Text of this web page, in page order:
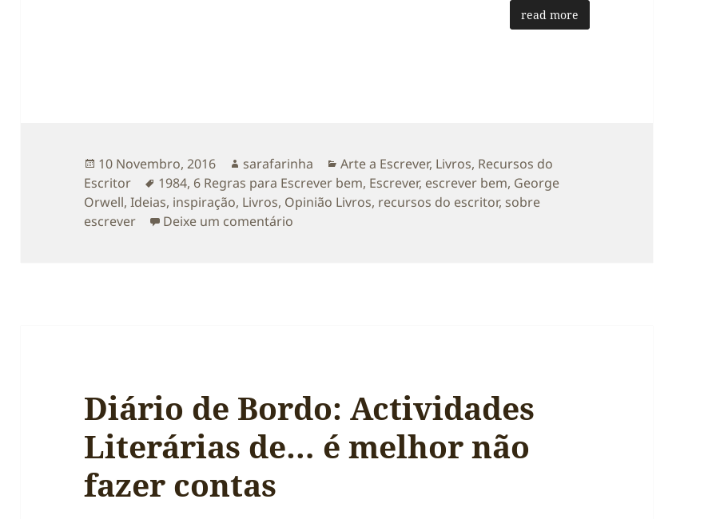
read more
Publicado
a
10 Novembro, 2016 Autor
sarafarinha Categorias
Arte a Escrever, Livros, Recursos do
Escritor
Etiquetas
1984, 6 Regras para Escrever bem, Escrever, escrever bem, George
Orwell,Ideias, inspiração, Livros, Opinião Livros, recursos do escritor, sobre
escrever
Deixe um comentário
Diário de Bordo: Actividades
Literárias de… é melhor não
fazer contas